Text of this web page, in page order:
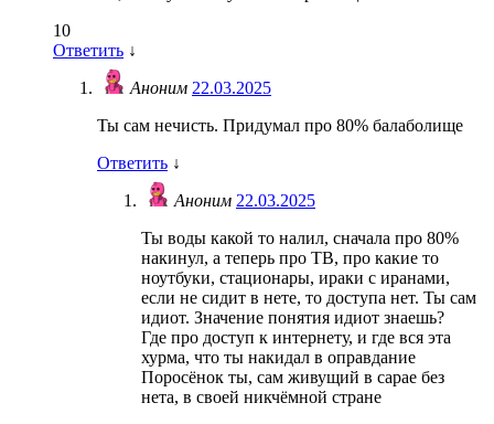
10
Ответить ↓
Аноним 22.03.2025
Ты сам нечисть. Придумал про 80% балаболище
Ответить ↓
Аноним 22.03.2025
Ты воды какой то налил, сначала про 80%
накинул, а теперь про ТВ, про какие то
ноутбуки, стационары, ираки с иранами,
если не сидит в нете, то доступа нет. Ты сам
идиот. Значение понятия идиот знаешь?
Где про доступ к интернету, и где вся эта
хурма, что ты накидал в оправдание
Поросёнок ты, сам живущий в сарае без
нета, в своей никчёмной стране